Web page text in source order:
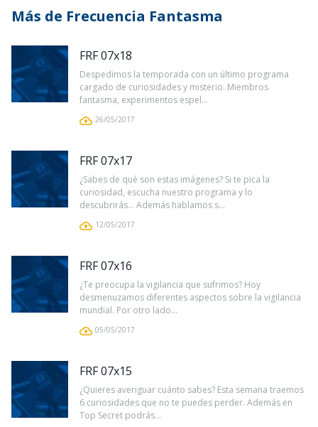
Más de Frecuencia Fantasma
FRF 07x18
Despedimos la temporada con un último programa
cargado de curiosidades y misterio. Miembros
fantasma, experimentos espel...
26/05/2017
FRF 07x17
¿Sabes de qué son estas imágenes? Si te pica la
curiosidad, escucha nuestro programa y lo
descubrirás… Además hablamos s...
12/05/2017
FRF 07x16
¿Te preocupa la vigilancia que sufrimos? Hoy
desmenuzamos diferentes aspectos sobre la vigilancia
mundial. Por otro lado...
05/05/2017
FRF 07x15
¿Quieres averiguar cuánto sabes? Esta semana traemos
6 curiosidades que no te puedes perder. Además en
Top Secret podrás...